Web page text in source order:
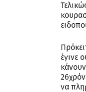
έγινε
να